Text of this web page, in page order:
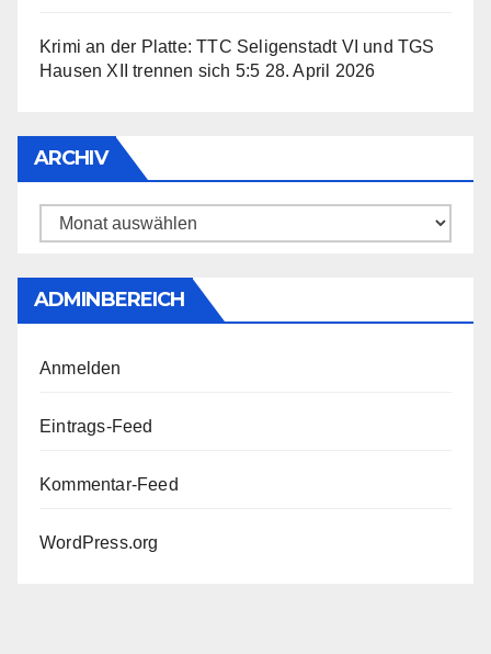
Krimi an der Platte: TTC Seligenstadt VI und TGS
Hausen XII trennen sich 5:5 28. April 2026
ARCHIV
Archiv
ADMINBEREICH
Anmelden
Eintrags-Feed
Kommentar-Feed
WordPress.org